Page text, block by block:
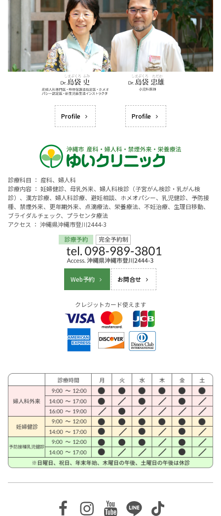
Profile Profile
診療科目 ： 産科、婦人科
診療内容 ： 妊婦健診、母乳外来、婦人科検診（子宮がん検診・乳がん検
診）、漢方診療、婦人科診療、避妊相談、ホメオパシー、乳児健診、予防接
種、禁煙外来、更年期外来、点滴療法、栄養療法、不妊治療、生理日移動、
ブライダルチェック、プラセンタ療法
アクセス ： 沖縄県沖縄市登川2444-3
Web予約 お問合せ
クレジットカード使えます
Facebook
Instagram
Youtube
LineTikTok